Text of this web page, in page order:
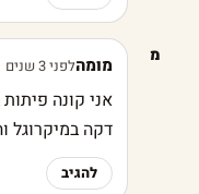
מ מומהלפני 3 שנים
אני קונה
דקה במיקרוגל
להגיב